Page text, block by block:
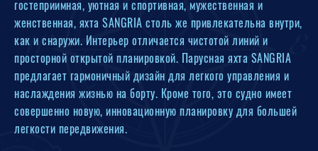
гостеприимная, уютная и спортивная, мужественная и
женственная, яхта SANGRIA столь же привлекательна внутри,
как и снаружи. Интерьер отличается чистотой линий и
просторной открытой планировкой. Парусная яхта SANGRIA
предлагает гармоничный дизайн для легкого управления и
наслаждения жизнью на борту. Кроме того, это судно имеет
совершенно новую, инновационную планировку для большей
легкости передвижения.